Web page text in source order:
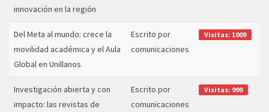
innovación en la región
Del Meta al mundo: crece la
movilidad académica y el Aula
Global en Unillanos
Escrito por
comunicaciones
Visitas: 1009
Investigación abierta y con
impacto: las revistas de
Escrito por
comunicaciones
Visitas: 999